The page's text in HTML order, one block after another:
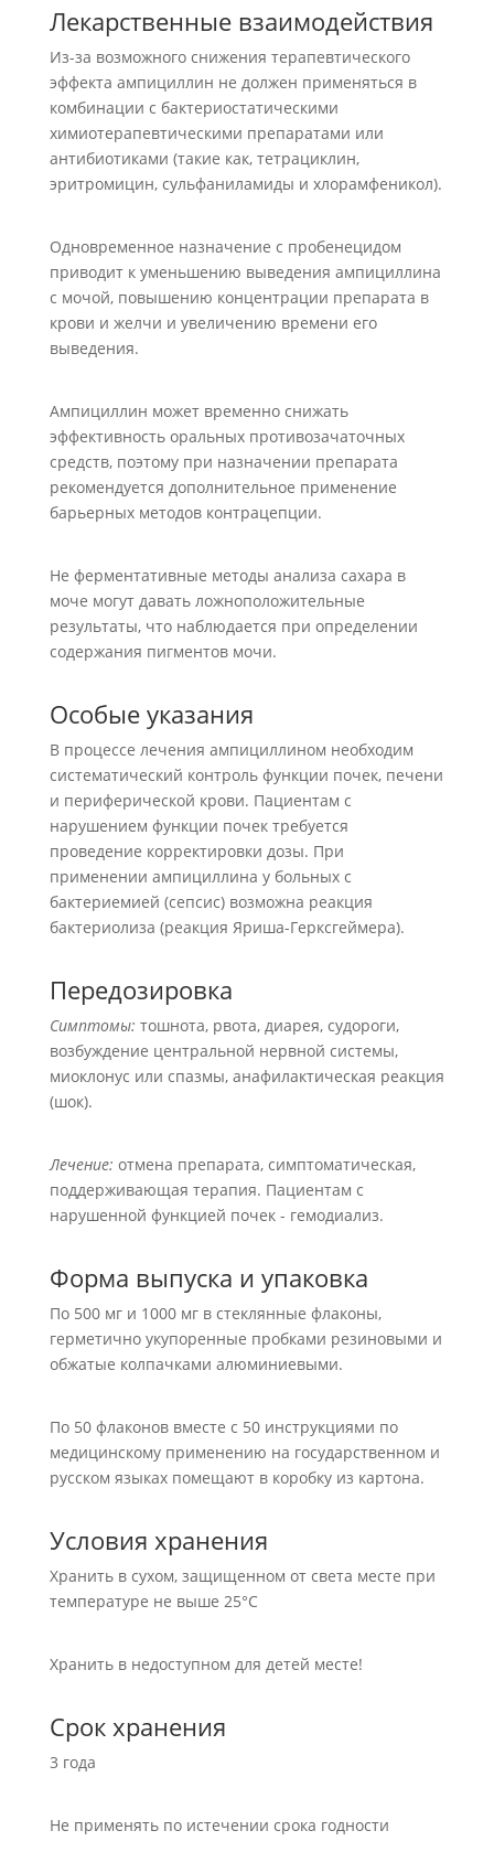
Лекарственные взаимодействия
Из-за возможного снижения терапевтического
эффекта ампициллин не должен применяться в
комбинации с бактериостатическими
химиотерапевтическими препаратами или
антибиотиками (такие как, тетрациклин,
эритромицин, сульфаниламиды и хлорамфеникол).
Одновременное назначение с пробенецидом
приводит к уменьшению выведения ампициллина
с мочой, повышению концентрации препарата в
крови и желчи и увеличению времени его
выведения.
Ампициллин может временно снижать
эффективность оральных противозачаточных
средств, поэтому при назначении препарата
рекомендуется дополнительное применение
барьерных методов контрацепции.
Не ферментативные методы анализа сахара в
моче могут давать ложноположительные
результаты, что наблюдается при определении
содержания пигментов мочи.
Особые указания
В процессе лечения ампициллином необходим
систематический контроль функции почек, печени
и периферической крови. Пациентам с
нарушением функции почек требуется
проведение корректировки дозы. При
применении ампициллина у больных с
бактериемией (сепсис) возможна реакция
бактериолиза (реакция Яриша-Герксгеймера).
Передозировка
Симптомы: тошнота, рвота, диарея, судороги,
возбуждение центральной нервной системы,
миоклонус или спазмы, анафилактическая реакция
(шок).
Лечение: отмена препарата, симптоматическая,
поддерживающая терапия. Пациентам с
нарушенной функцией почек - гемодиализ.
Форма выпуска и упаковка
По 500 мг и 1000 мг в стеклянные флаконы,
герметично укупоренные пробками резиновыми и
обжатые колпачками алюминиевыми.
По 50 флаконов вместе с 50 инструкциями по
медицинскому применению на государственном и
русском языках помещают в коробку из картона.
Условия хранения
Хранить в сухом, защищенном от света месте при
температуре не выше 25°С
Хранить в недоступном для детей месте!
Срок хранения
3 года
Не применять по истечении срока годности